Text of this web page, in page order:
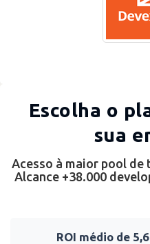
Escolha o
sua
Acesso à maior pool
Alcance +38.000
ROI médio de